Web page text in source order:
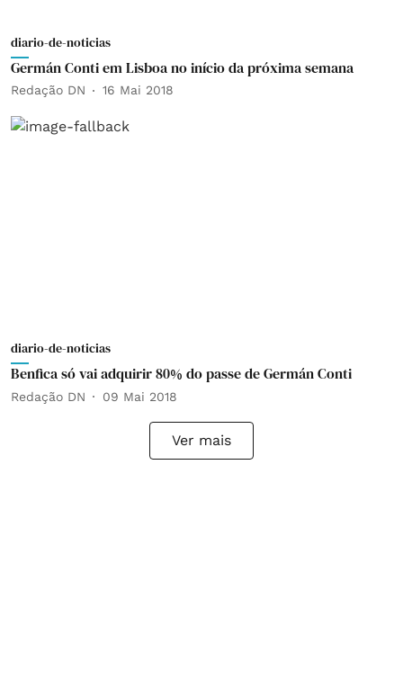
diario-de-noticias
Germán Conti em Lisboa no início da próxima semana
Redação DN 16 Mai 2018
diario-de-noticias
Benfica só vai adquirir 80% do passe de Germán Conti
Redação DN 09 Mai 2018
Ver mais